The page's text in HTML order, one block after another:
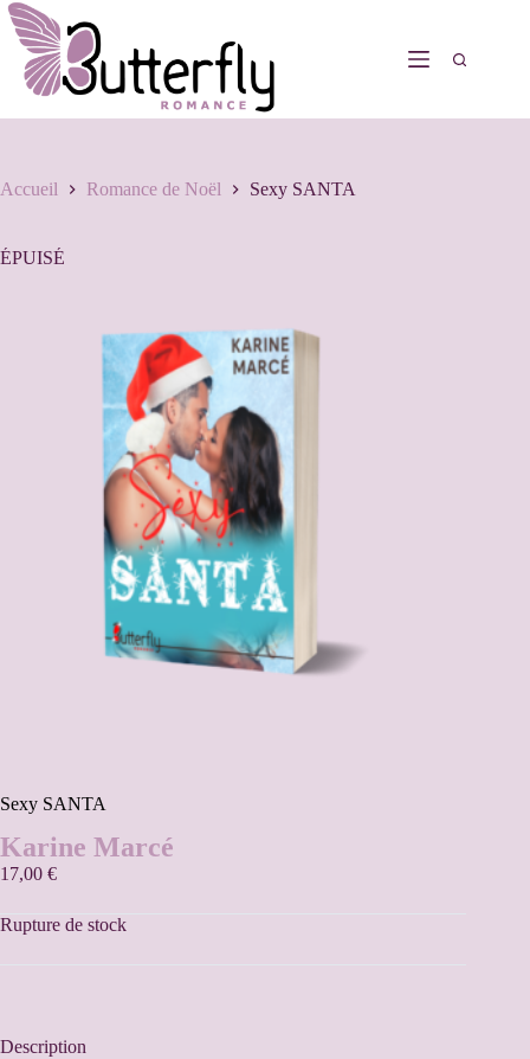
Accueil Romance de Noël Sexy SANTA
ÉPUISÉ
Sexy SANTA
Karine Marcé
17,00 €
Rupture de stock
Description